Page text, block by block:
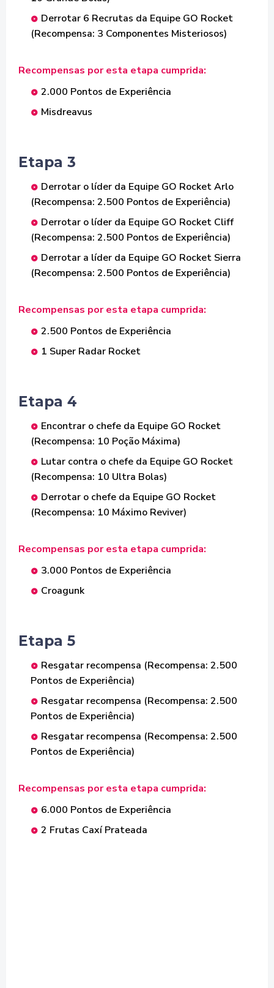
Derrotar 6 Recrutas da Equipe GO Rocket
(Recompensa: 3 Componentes Misteriosos)
Recompensas por esta etapa cumprida:
2.000 Pontos de Experiência
Misdreavus
Etapa 3
Derrotar o líder da Equipe GO Rocket Arlo
(Recompensa: 2.500 Pontos de Experiência)
Derrotar o líder da Equipe GO Rocket Cliff
(Recompensa: 2.500 Pontos de Experiência)
Derrotar a líder da Equipe GO Rocket Sierra
(Recompensa: 2.500 Pontos de Experiência)
Recompensas por esta etapa cumprida:
2.500 Pontos de Experiência
1 Super Radar Rocket
Etapa 4
Encontrar o chefe da Equipe GO Rocket
(Recompensa: 10 Poção Máxima)
Lutar contra o chefe da Equipe GO Rocket
(Recompensa: 10 Ultra Bolas)
Derrotar o chefe da Equipe GO Rocket
(Recompensa: 10 Máximo Reviver)
Recompensas por esta etapa cumprida:
3.000 Pontos de Experiência
Croagunk
Etapa 5
Resgatar recompensa (Recompensa: 2.500
Pontos de Experiência)
Resgatar recompensa (Recompensa: 2.500
Pontos de Experiência)
Resgatar recompensa (Recompensa: 2.500
Pontos de Experiência)
Recompensas por esta etapa cumprida:
6.000 Pontos de Experiência
2 Frutas Caxí Prateada